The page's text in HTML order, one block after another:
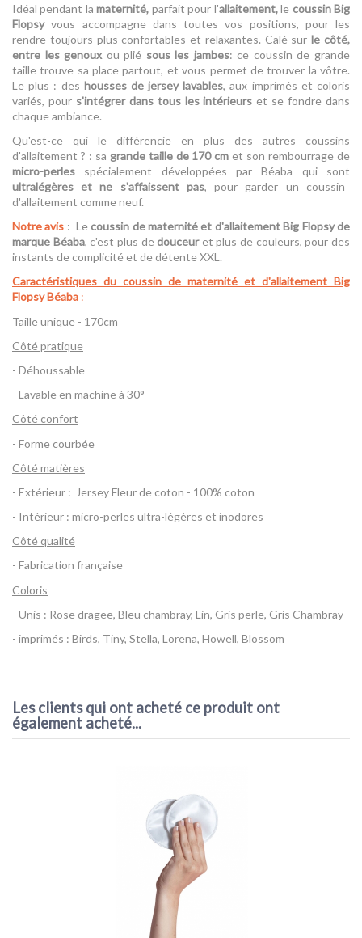
Idéal pendant lamaternité, parfait pour l'allaitement,le coussin Big
Flopsyvous accompagne dans toutes vos positions, pour les
rendre toujours plus confortables et relaxantes. Calé sur le côté,
entre les genoux ou plié sous les jambes: ce coussin de grande
taille trouve sa place partout, et vous permet de trouver la vôtre.
Le plus : des housses de jersey lavables, aux imprimés et coloris
variés, pour s'intégrer dans tous les intérieurs et se fondre dans
chaque ambiance.
Qu'est-ce qui le différencie en plus des autres coussins
d'allaitement ? : sa grande taille de 170 cm et son rembourrage de
micro-perles spécialement développées par Béaba qui sont
ultralégères et ne s'affaissent pas, pour garder un coussin
d'allaitement comme neuf.
Notre avis : Le coussin de maternité et d'allaitement Big Flopsy de
marque Béaba, c'est plus de douceuret plus de couleurs, pour des
instants de complicité et de détente XXL.
Caractéristiques du coussin de maternité et d'allaitement Big
Flopsy Béaba :
Taille unique - 170cm
Côté pratique
- Déhoussable
- Lavable en machine à 30°
Côté confort
- Forme courbée
Côté matières
- Extérieur : Jersey Fleur de coton - 100% coton
- Intérieur : micro-perles ultra-légères et inodores
Côté qualité
- Fabrication française
Coloris
- Unis : Rose dragee, Bleu chambray, Lin, Gris perle, Gris Chambray
- imprimés : Birds, Tiny, Stella, Lorena, Howell, Blossom
Les clients qui ont acheté ce produit ont
également acheté...